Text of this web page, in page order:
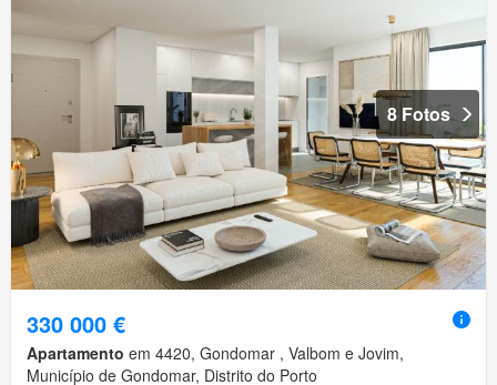
8 Fotos
330 000 €
Apartamento em 4420, Gondomar , Valbom e Jovim,
Município de Gondomar, Distrito do Porto